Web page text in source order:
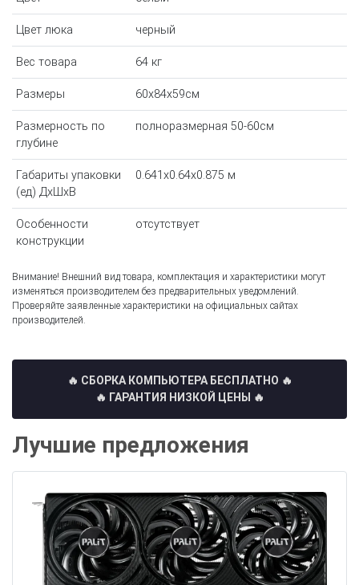
Цвет люка черный
Вес товара 64 кг
Размеры 60x84x59см
Размерность по
глубине
полноразмерная 50-60см
Габариты упаковки
(ед) ДхШхВ
0.641x0.64x0.875 м
Особенности
конструкции
отсутствует
Внимание! Внешний вид товара, комплектация и характеристики могут
изменяться производителем без предварительных уведомлений.
Проверяйте заявленные характеристики на официальных сайтах
производителей.
🔥 СБОРКА КОМПЬЮТЕРА БЕСПЛАТНО 🔥
🔥 ГАРАНТИЯ НИЗКОЙ ЦЕНЫ 🔥
Лучшие предложения